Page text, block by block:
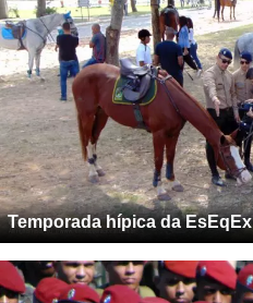
Temporada hípica da EsEqEx